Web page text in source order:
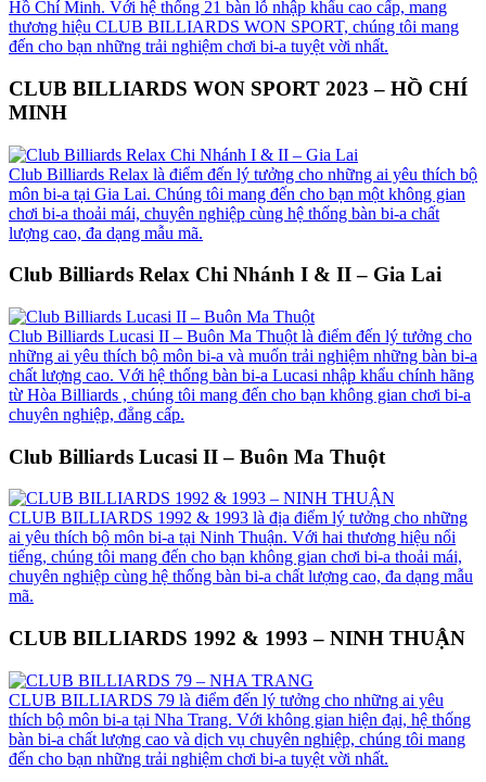
Hồ Chí Minh. Với hệ thống 21 bàn lỗ nhập khẩu cao cấp, mang
thương hiệu CLUB BILLIARDS WON SPORT, chúng tôi mang
đến cho bạn những trải nghiệm chơi bi-a tuyệt vời nhất.
CLUB BILLIARDS WON SPORT 2023 – HỒ CHÍ
MINH
Club Billiards Relax là điểm đến lý tưởng cho những ai yêu thích bộ
môn bi-a tại Gia Lai. Chúng tôi mang đến cho bạn một không gian
chơi bi-a thoải mái, chuyên nghiệp cùng hệ thống bàn bi-a chất
lượng cao, đa dạng mẫu mã.
Club Billiards Relax Chi Nhánh I & II – Gia Lai
Club Billiards Lucasi II – Buôn Ma Thuột là điểm đến lý tưởng cho
những ai yêu thích bộ môn bi-a và muốn trải nghiệm những bàn bi-a
chất lượng cao. Với hệ thống bàn bi-a Lucasi nhập khẩu chính hãng
từ Hòa Billiards , chúng tôi mang đến cho bạn không gian chơi bi-a
chuyên nghiệp, đẳng cấp.
Club Billiards Lucasi II – Buôn Ma Thuột
CLUB BILLIARDS 1992 & 1993 là địa điểm lý tưởng cho những
ai yêu thích bộ môn bi-a tại Ninh Thuận. Với hai thương hiệu nổi
tiếng, chúng tôi mang đến cho bạn không gian chơi bi-a thoải mái,
chuyên nghiệp cùng hệ thống bàn bi-a chất lượng cao, đa dạng mẫu
mã.
CLUB BILLIARDS 1992 & 1993 – NINH THUẬN
CLUB BILLIARDS 79 là điểm đến lý tưởng cho những ai yêu
thích bộ môn bi-a tại Nha Trang. Với không gian hiện đại, hệ thống
bàn bi-a chất lượng cao và dịch vụ chuyên nghiệp, chúng tôi mang
đến cho bạn những trải nghiệm chơi bi-a tuyệt vời nhất.